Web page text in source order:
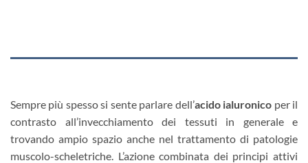
Sempre più spesso si sente parlare dell’acido ialuronico per il
contrasto all’invecchiamento dei tessuti in generale e
trovando ampio spazio anche nel trattamento di patologie
muscolo-scheletriche. L’azione combinata dei principi attivi